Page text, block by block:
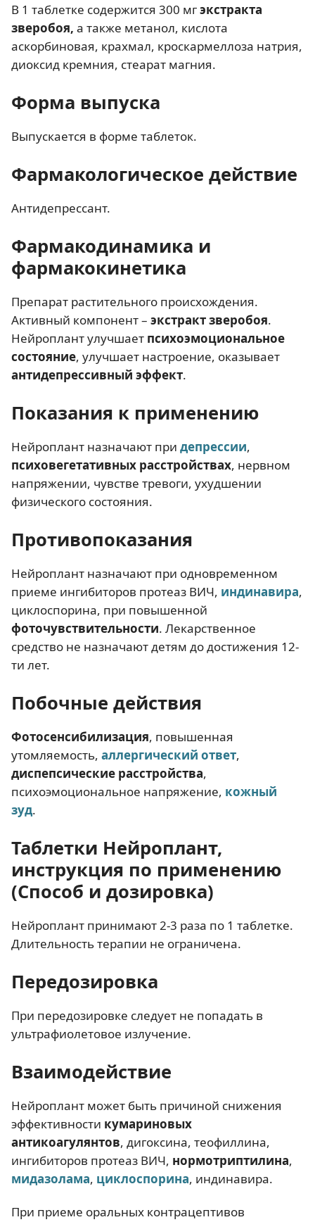
В 1 таблетке содержится 300 мгэкстракта
зверобоя, а также метанол, кислота
аскорбиновая, крахмал, кроскармеллоза натрия,
диоксид кремния, стеарат магния.
Форма выпуска
Выпускается в форме таблеток.
Фармакологическое действие
Антидепрессант.
Фармакодинамика и
фармакокинетика
Препарат растительного происхождения.
Активный компонент – экстракт зверобоя.
Нейроплант улучшает психоэмоциональное
состояние, улучшает настроение, оказывает
антидепрессивный эффект.
Показания к применению
Нейроплант назначают при депрессии,
психовегетативных расстройствах, нервном
напряжении, чувстве тревоги, ухудшении
физического состояния.
Противопоказания
Нейроплант назначают при одновременном
приеме ингибиторов протеаз ВИЧ, индинавира,
циклоспорина, при повышенной
фоточувствительности. Лекарственное
средство не назначают детям до достижения 12-
ти лет.
Побочные действия
Фотосенсибилизация, повышенная
утомляемость, аллергический ответ,
диспепсические расстройства,
психоэмоциональное напряжение, кожный
зуд.
Таблетки Нейроплант,
инструкция по применению
(Способ и дозировка)
Нейроплант принимают 2-3 раза по 1 таблетке.
Длительность терапии не ограничена.
Передозировка
При передозировке следует не попадать в
ультрафиолетовое излучение.
Взаимодействие
Нейроплант может быть причиной снижения
эффективности кумариновых
антикоагулянтов, дигоксина, теофиллина,
ингибиторов протеаз ВИЧ, нормотриптилина,
мидазолама, циклоспорина, индинавира.
При приеме оральных контрацептивов